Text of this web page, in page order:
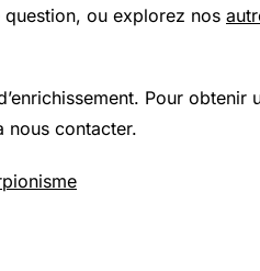
question, ou explorez nos
Pour obtenir
nous contacter.